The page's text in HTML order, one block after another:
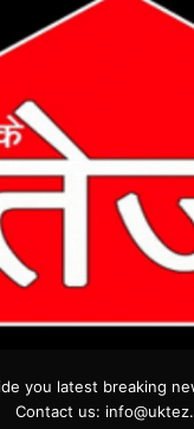
you latest breaking
Contact us: